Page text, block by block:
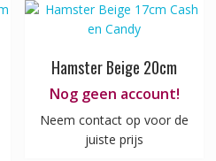
Hamster Beige 20cm
Nog geen account!
Neem contact op voor de
juiste prijs